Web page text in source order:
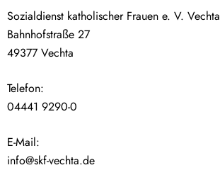
Sozialdienst katholischer Frauen e. V. Vechta
Bahnhofstraße 27
49377 Vechta
Telefon:
04441 9290-0
E-Mail:
info@skf-vechta.de